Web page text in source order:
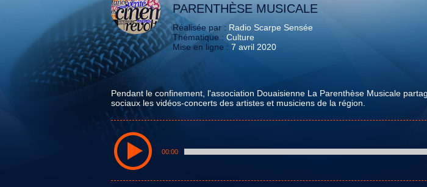
PARENTHÈSE MUSICALE
Réalisée par : Radio Scarpe Sensée
Thématique : Culture
Mise en ligne : 7 avril 2020
Pendant le confinement, l'association Douaisienne La Parenthèse Musicale
sociaux les vidéos-concerts des artistes et musiciens de la région.
00:00